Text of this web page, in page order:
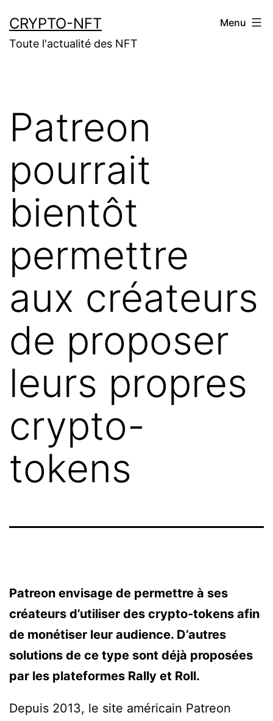
au
contenu
CRYPTO-NFT
Toute l'actualité des NFT
Menu
Patreon
pourrait
bientôt
permettre
aux créateurs
de proposer
leurs propres
crypto-
tokens
Patreon envisage de permettre à ses
créateurs d’utiliser des crypto-tokens afin
de monétiser leur audience. D’autres
solutions de ce type sont déjà proposées
par les plateformes Rally et Roll.
Depuis 2013, le site américain Patreon